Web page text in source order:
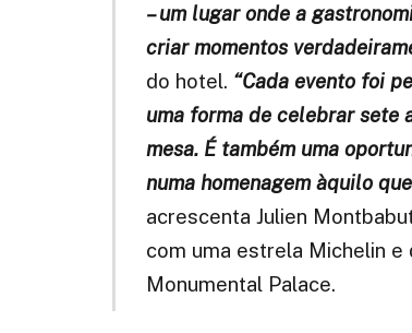
– um lugar onde a
criar momentos
do hotel. “Cada evento foi
uma forma de celebrar sete
mesa. É também uma
numa homenagem àquilo
acrescenta Julien
com uma estrela Michelin e
Monumental Palace.